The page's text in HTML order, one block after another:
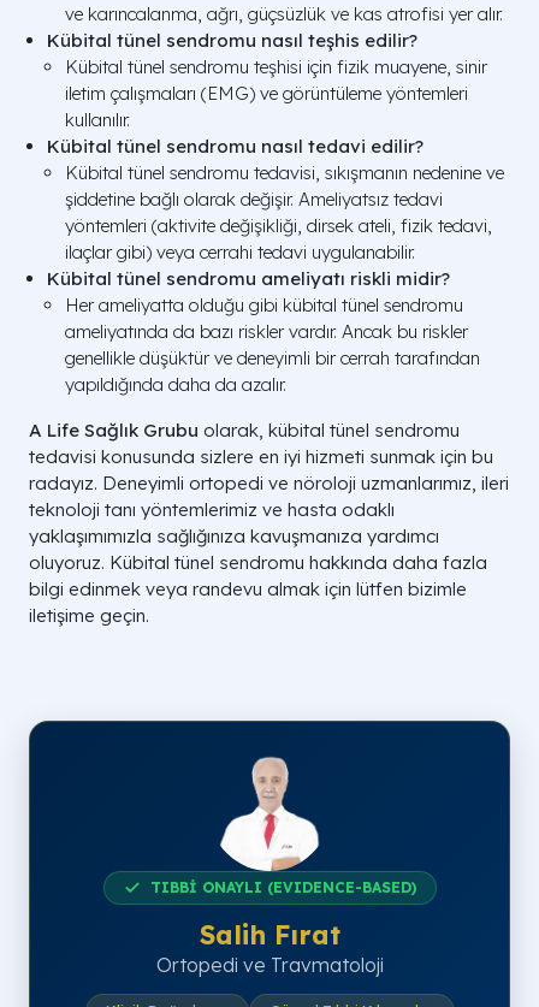
ve karıncalanma, ağrı, güçsüzlük ve kas atrofisi yer alır.
Kübital tünel sendromu nasıl teşhis edilir?
Kübital tünel sendromu teşhisi için fizik muayene, sinir
iletim çalışmaları (EMG) ve görüntüleme yöntemleri
kullanılır.
Kübital tünel sendromu nasıl tedavi edilir?
Kübital tünel sendromu tedavisi, sıkışmanın nedenine ve
şiddetine bağlı olarak değişir. Ameliyatsız tedavi
yöntemleri (aktivite değişikliği, dirsek ateli, fizik tedavi,
ilaçlar gibi) veya cerrahi tedavi uygulanabilir.
Kübital tünel sendromu ameliyatı riskli midir?
Her ameliyatta olduğu gibi kübital tünel sendromu
ameliyatında da bazı riskler vardır. Ancak bu riskler
genellikle düşüktür ve deneyimli bir cerrah tarafından
yapıldığında daha da azalır.
A Life Sağlık Grubu olarak, kübital tünel sendromu
tedavisi konusunda sizlere en iyi hizmeti sunmak için bu
radayız. Deneyimli ortopedi ve nöroloji uzmanlarımız, ileri
teknoloji tanı yöntemlerimiz ve hasta odaklı
yaklaşımımızla sağlığınıza kavuşmanıza yardımcı
oluyoruz. Kübital tünel sendromu hakkında daha fazla
bilgi edinmek veya randevu almak için lütfen bizimle
iletişime geçin.
TIBBİ ONAYLI (EVIDENCE-BASED)
Salih Fırat
Ortopedi ve Travmatoloji